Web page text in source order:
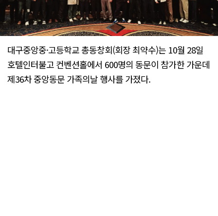
대구중앙중·고등학교 총동창회(회장 최약수)는 10월 28일
호텔인터불고 컨벤션홀에서 600명의 동문이 참가한 가운데
제36차 중앙동문 가족의날 행사를 가졌다.